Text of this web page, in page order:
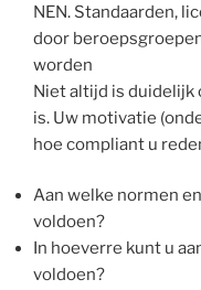
NEN. Standaarden,
door
worden
Niet altijd is duidelijk
is. Uw motivatie
hoe compliant u
Aan welke normen
voldoen?
In hoeverre kunt u
voldoen?